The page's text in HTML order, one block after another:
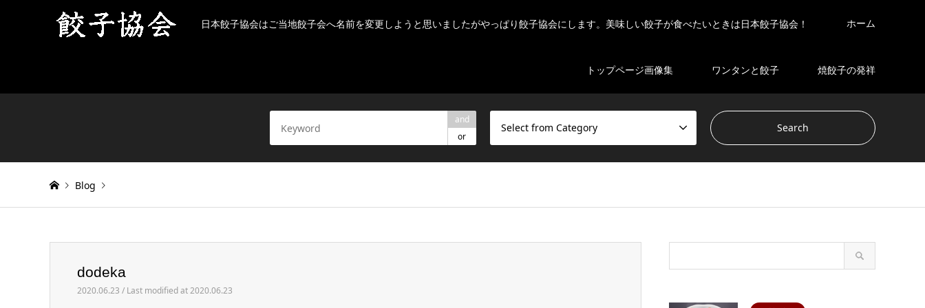
日本餃子協会はご当地餃子会へ名前を変更しようと思いましたがやっぱり餃子協会にします。美味しい餃子が食べたいときは日本餃子協会！ ホーム
トップページ画像集 ワンタンと餃子 焼餃子の発祥
and
or
Select from Category
Blog
dodekadodeka
2020.06.23 / Last modified at 2020.06.23